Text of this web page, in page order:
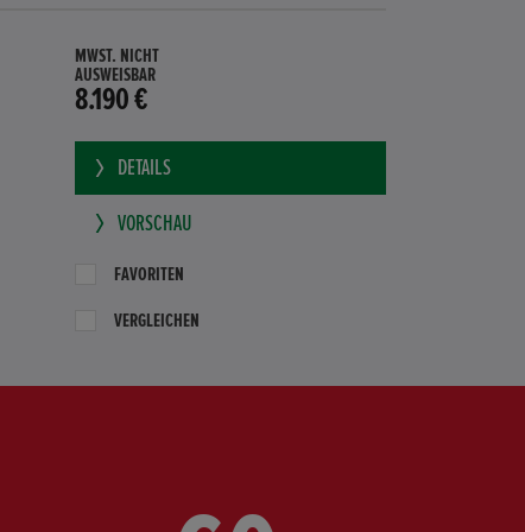
MWST. NICHT
AUSWEISBAR
8.190 €
DETAILS
VORSCHAU
FAVORITEN
VERGLEICHEN